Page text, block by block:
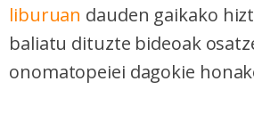
liburuan dauden gaikako
baliatu dituzte bideoak
onomatopeiei dagokie